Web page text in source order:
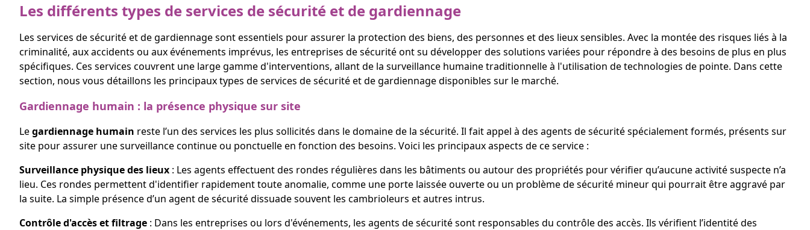
Les différents types de services de sécurité et de gardiennage
Les services de sécurité et de gardiennage sont essentiels pour assurer la protection des biens, des personnes et des lieux sensibles. Avec la montée des risques liés à la
criminalité, aux accidents ou aux événements imprévus, les entreprises de sécurité ont su développer des solutions variées pour répondre à des besoins de plus en plus
spécifiques. Ces services couvrent une large gamme d'interventions, allant de la surveillance humaine traditionnelle à l'utilisation de technologies de pointe. Dans cette
section, nous vous détaillons les principaux types de services de sécurité et de gardiennage disponibles sur le marché.
Gardiennage humain : la présence physique sur site
Legardiennage humain reste l’un des services les plus sollicités dans le domaine de la sécurité. Il fait appel à des agents de sécurité spécialement formés, présents sur
site pour assurer une surveillance continue ou ponctuelle en fonction des besoins. Voici les principaux aspects de ce service :
Surveillance physique des lieux : Les agents effectuent des rondes régulières dans les bâtiments ou autour des propriétés pour vérifier qu’aucune activité suspecte n’a
lieu. Ces rondes permettent d'identifier rapidement toute anomalie, comme une porte laissée ouverte ou un problème de sécurité mineur qui pourrait être aggravé par
la suite. La simple présence d’un agent de sécurité dissuade souvent les cambrioleurs et autres intrus.
Contrôle d'accès et filtrage : Dans les entreprises ou lors d'événements, les agents de sécurité sont responsables du contrôle des accès. Ils vérifient l’identité des